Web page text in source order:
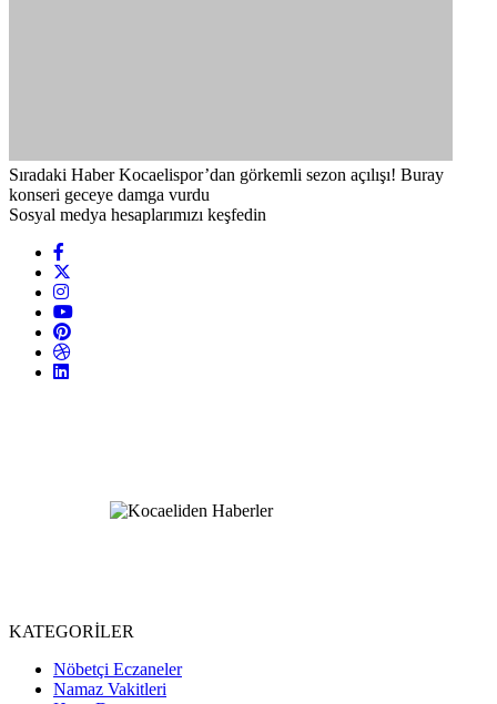
Sıradaki Haber Kocaelispor’dan görkemli sezon açılışı! Buray
konseri geceye damga vurdu
Sosyal medya hesaplarımızı keşfedin
KATEGORİLER
Nöbetçi Eczaneler
Namaz Vakitleri